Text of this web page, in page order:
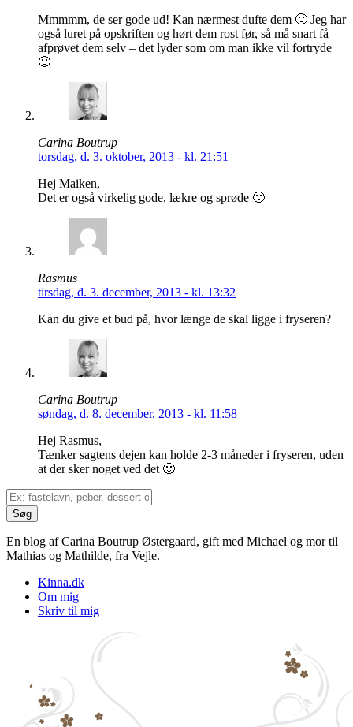
Mmmmm, de ser gode ud! Kan nærmest dufte dem 🙂 Jeg har
også luret på opskriften og hørt dem rost før, så må snart få
afprøvet dem selv – det lyder som om man ikke vil fortryde
🙂
Carina Boutrup
torsdag, d. 3. oktober, 2013 - kl. 21:51
Hej Maiken,
Det er også virkelig gode, lækre og sprøde 🙂
Rasmus
tirsdag, d. 3. december, 2013 - kl. 13:32
Kan du give et bud på, hvor længe de skal ligge i fryseren?
Carina Boutrup
søndag, d. 8. december, 2013 - kl. 11:58
Hej Rasmus,
Tænker sagtens dejen kan holde 2-3 måneder i fryseren, uden
at der sker noget ved det 🙂
En blog af Carina Boutrup Østergaard, gift med Michael og mor til
Mathias og Mathilde, fra Vejle.
Kinna.dk
Om mig
Skriv til mig